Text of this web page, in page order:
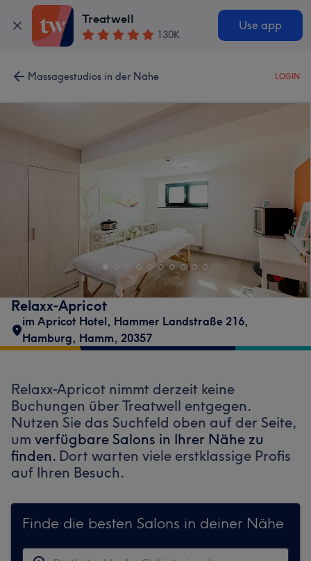
Treatwell
130K
Use app
Massagestudios in der Nähe LOGIN
Relaxx-Apricot
im Apricot Hotel, Hammer Landstraße 216,
Hamburg, Hamm, 20357
Relaxx-Apricot nimmt derzeit keine
Buchungen über Treatwell entgegen.
Nutzen Sie das Suchfeld oben auf der Seite,
um verfügbare Salons in Ihrer Nähe zu
finden. Dort warten viele erstklassige Profis
auf Ihren Besuch.
Finde die besten Salons in deiner Nähe